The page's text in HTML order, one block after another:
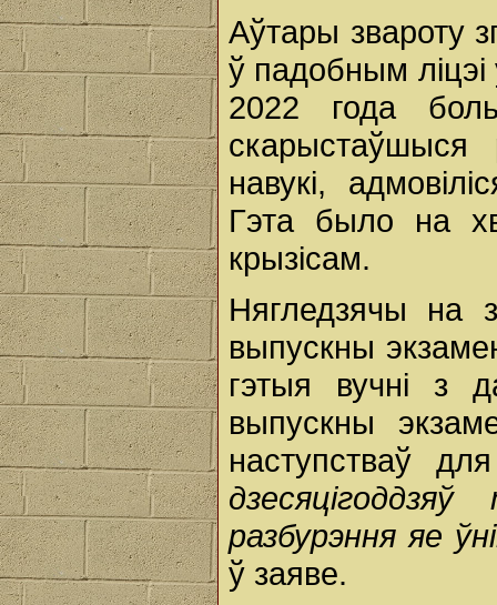
Аўтары звароту
ў падобным
2022 года
скарыстаўшыся
навукі,
Гэта было на
крызісам.
Нягледзячы на
выпускны
гэтыя вучні з
выпускны
наступстваў
разбурэння яе
ў заяве.